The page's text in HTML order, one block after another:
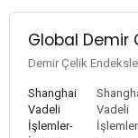
Global Demir
Demir Çelik
Shanghai
Vadeli
İşlemler-
Vadeli
İşlemler